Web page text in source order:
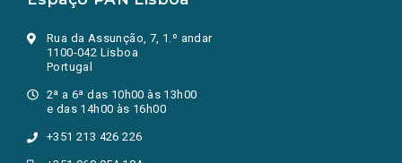
Rua da Assunção, 7, 1.º andar
1100-042 Lisboa
Portugal
2ª a 6ª das 10h00 às 13h00
e das 14h00 às 16h00
+351 213 426 226